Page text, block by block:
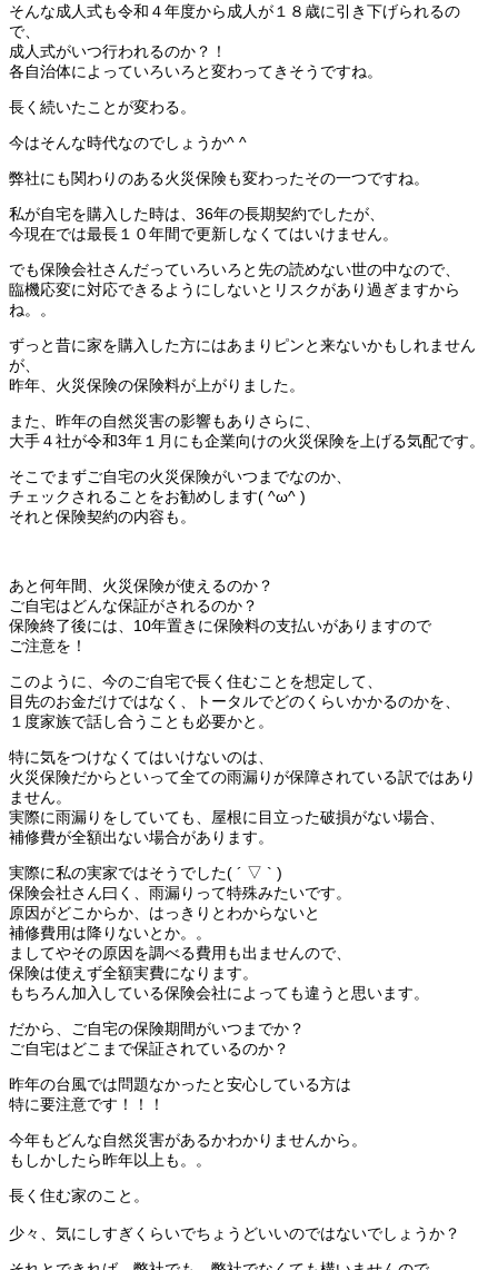
そんな成人式も令和４年度から成人が１８歳に引き下げられるの
で、
成人式がいつ行われるのか？！
各自治体によっていろいろと変わってきそうですね。
長く続いたことが変わる。
今はそんな時代なのでしょうか^ ^
弊社にも関わりのある火災保険も変わったその一つですね。
私が自宅を購入した時は、36年の長期契約でしたが、
今現在では最長１０年間で更新しなくてはいけません。
でも保険会社さんだっていろいろと先の読めない世の中なので、
臨機応変に対応できるようにしないとリスクがあり過ぎますから
ね。。
ずっと昔に家を購入した方にはあまりピンと来ないかもしれません
が、
昨年、火災保険の保険料が上がりました。
また、昨年の自然災害の影響もありさらに、
大手４社が令和3年１月にも企業向けの火災保険を上げる気配です。
そこでまずご自宅の火災保険がいつまでなのか、
チェックされることをお勧めします( ^ω^ )
それと保険契約の内容も。
あと何年間、火災保険が使えるのか？
ご自宅はどんな保証がされるのか？
保険終了後には、10年置きに保険料の支払いがありますので
ご注意を！
このように、今のご自宅で長く住むことを想定して、
目先のお金だけではなく、トータルでどのくらいかかるのかを、
１度家族で話し合うことも必要かと。
特に気をつけなくてはいけないのは、
火災保険だからといって全ての雨漏りが保障されている訳ではあり
ません。
実際に雨漏りをしていても、屋根に目立った破損がない場合、
補修費が全額出ない場合があります。
実際に私の実家ではそうでした( ´ ▽ ` )
保険会社さん曰く、雨漏りって特殊みたいです。
原因がどこからか、はっきりとわからないと
補修費用は降りないとか。。
ましてやその原因を調べる費用も出ませんので、
保険は使えず全額実費になります。
もちろん加入している保険会社によっても違うと思います。
だから、ご自宅の保険期間がいつまでか？
ご自宅はどこまで保証されているのか？
昨年の台風では問題なかったと安心している方は
特に要注意です！！！
今年もどんな自然災害があるかわかりませんから。
もしかしたら昨年以上も。。
長く住む家のこと。
少々、気にしすぎくらいでちょうどいいのではないでしょうか？